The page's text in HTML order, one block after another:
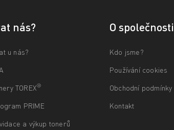
nás?
u nás?
TOREX®
PRIME
a výkup tonerů
O společnosti
Kdo jsme?
Používání cookies
Obchodní podmínky
Kontakt